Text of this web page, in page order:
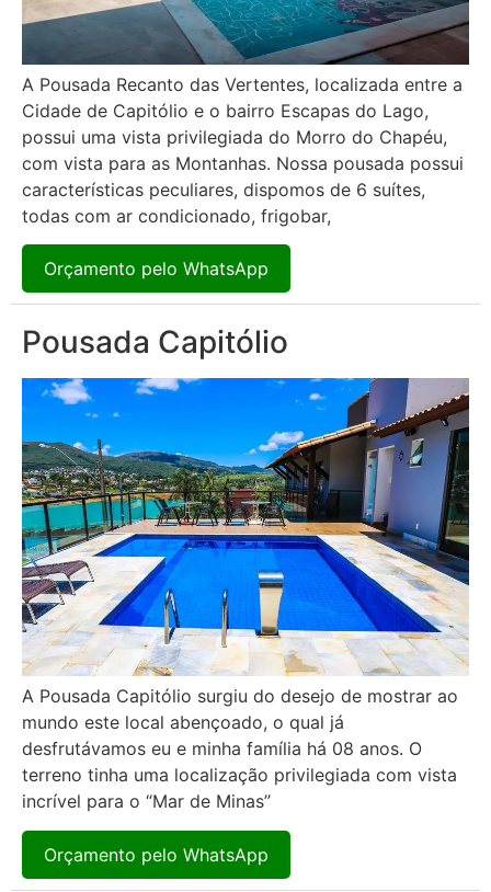
A Pousada Recanto das Vertentes, localizada entre a
Cidade de Capitólio e o bairro Escapas do Lago,
possui uma vista privilegiada do Morro do Chapéu,
com vista para as Montanhas. Nossa pousada possui
características peculiares, dispomos de 6 suítes,
todas com ar condicionado, frigobar,
Orçamento pelo WhatsApp
Pousada Capitólio
A Pousada Capitólio surgiu do desejo de mostrar ao
mundo este local abençoado, o qual já
desfrutávamos eu e minha família há 08 anos. O
terreno tinha uma localização privilegiada com vista
incrível para o “Mar de Minas”
Orçamento pelo WhatsApp